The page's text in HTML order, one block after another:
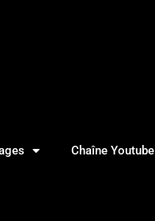
Chaîne Youtube